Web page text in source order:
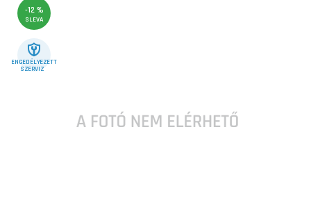
-12 %
SLEVA
ENGEDÉLYEZETT
SZERVIZ